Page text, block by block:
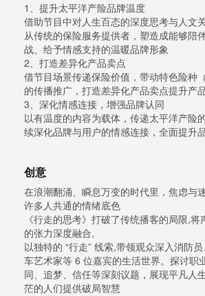
1、提升太平洋产险品牌温度
借助节目中对人生百态的深度思考与人文
从传统的保险服务提供者，塑造成能够陪
战、给予情感支持的温暖品牌形象
2、打造差异化产品卖点
借节目场景传递保险价值，带动特色险种
的传播推广，打造差异化产品卖点提升产
3、深化情感连接，增强品牌认同
以有温度的内容为载体，传递太平洋产险
续深化品牌与用户的情感连接，全面提升
创意
在浪潮翻涌、瞬息万变的时代里，焦虑与
许多人共通的情绪底色
《行走的思考》打破了传统播客的局限,
的张力深度融合,
以独特的 “行走” 线索,带领观众深入消防
车艺术家等 6 位嘉宾的生活世界。探讨职
同、追梦、信任等深刻议题，展现平凡人
茫的人们提供破局智慧